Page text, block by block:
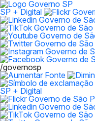
SP + Digital
/governosp
SP + Digital